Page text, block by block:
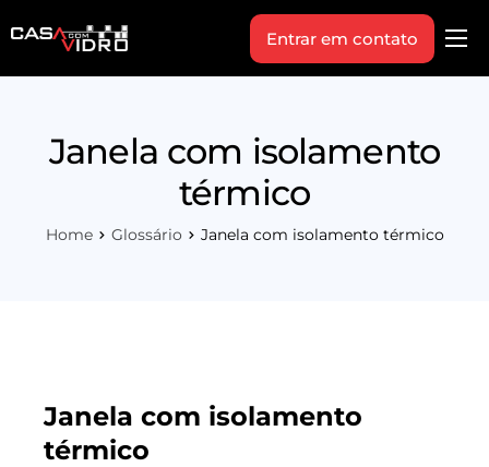
Produtos
Indique+
Entrar em contato
Janela com isolamento
térmico
Home Glossário Janela com isolamento térmico
Janela com isolamento
térmico